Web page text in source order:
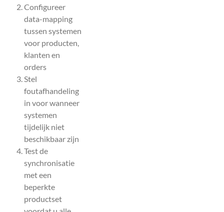
Configureer
data-mapping
tussen systemen
voor producten,
klanten en
orders
Stel
foutafhandeling
in voor wanneer
systemen
tijdelijk niet
beschikbaar zijn
Test de
synchronisatie
met een
beperkte
productset